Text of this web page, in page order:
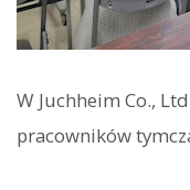
W Juchheim Co.,
pracowników